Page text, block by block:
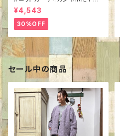
3121 #前ボタン #ラウンドヘム
#クルーネック #きれい色 #ほっ
こり #差し色コーデ
¥4,543
30%OFF
セール中の商品